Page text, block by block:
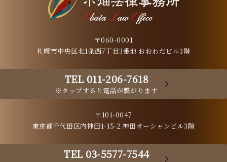
〒060-0001
札幌市中央区北1条西7丁目3番地 おおわだビル3階
TEL 011-206-7618
※タップすると電話が繋がります
〒101-0047
東京都千代田区内神田1-15-2 神田オーシャンビル3階
TEL 03-5577-7544